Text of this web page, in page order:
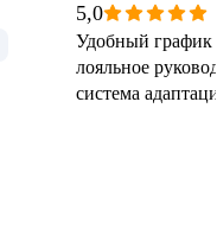
5,0
Удобный график
лояльное
система